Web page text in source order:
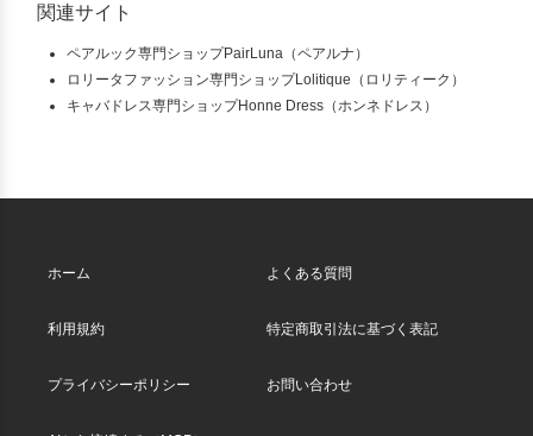
関連サイト
ペアルック専門ショップPairLuna（ペアルナ）
ロリータファッション専門ショップLolitique（ロリティーク）
キャバドレス専門ショップHonne Dress（ホンネドレス）
ホーム よくある質問
利用規約 特定商取引法に基づく表記
プライバシーポリシー お問い合わせ